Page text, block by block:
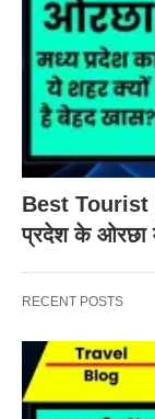
Best Tourist
प्रदेश के ओरछा
RECENT POSTS